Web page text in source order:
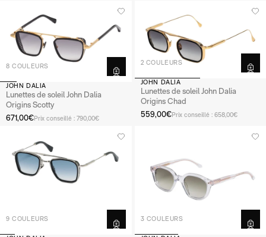
8 COULEURS
JOHN DALIA
Lunettes de soleil John Dalia
Origins Scotty
671,00€Prix conseillé : 790,00€
2 COULEURS
JOHN DALIA
Lunettes de soleil John Dalia
Origins Chad
559,00€Prix conseillé : 658,00€
9 COULEURS 3 COULEURS